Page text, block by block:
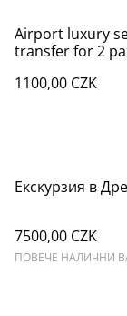
Airport luxury
transfer for 2
1100,00 CZK
Екскурзия в
7500,00 CZK
ПОВЕЧЕ НАЛИЧНИ